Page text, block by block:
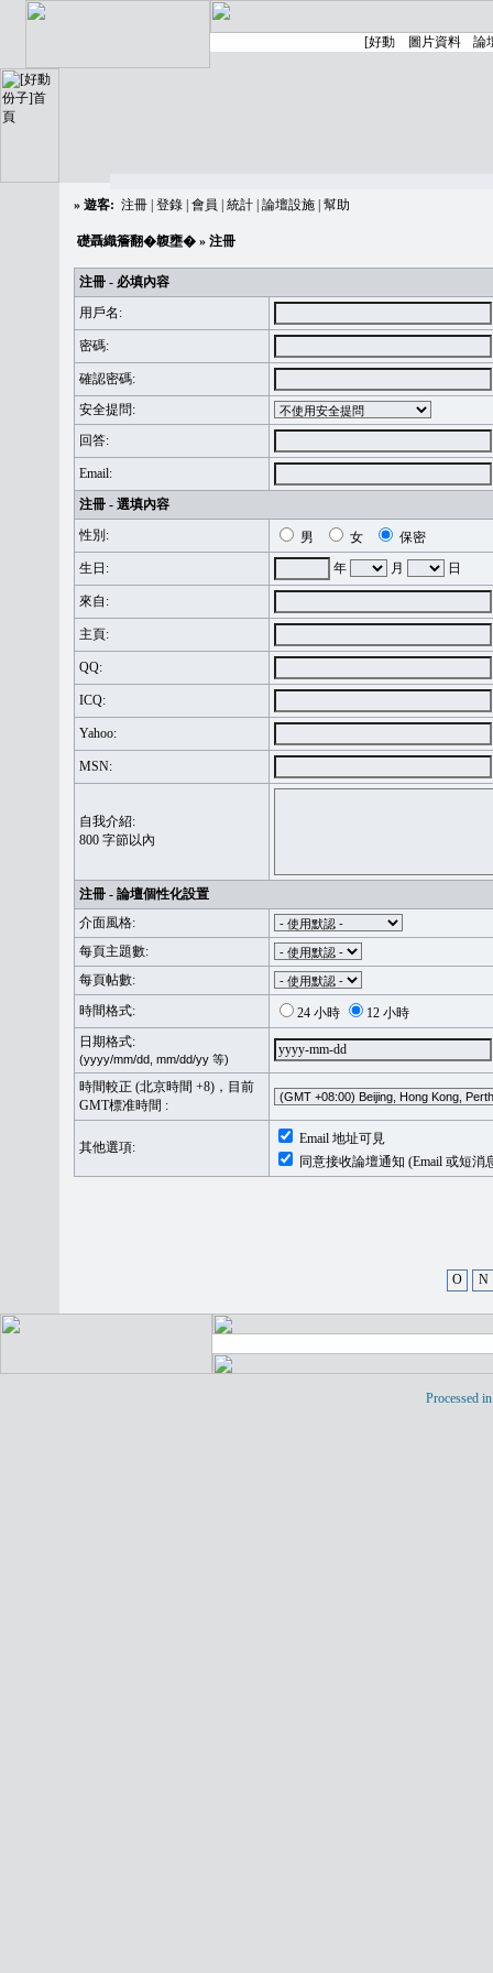
» 遊客: 注冊 登錄 會員 統計 論壇設施 幫助
礎聶織簷翻�䪖壅� » 注冊
注冊 - 必填內容
用戶名:
密碼:
確認密碼:
安全提問:
回答:
Email:
注冊 - 選填內容
性別:
男 女
保密
生日:
年 月 日
來自:
主頁:
QQ:
ICQ:
Yahoo:
MSN:
自我介紹:
800 字節以內
注冊 - 論壇個性化設置
介面風格:
每頁主題數:
每頁帖數:
時間格式:
24 小時
12 小時
日期格式:
(yyyy/mm/dd, mm/dd/yy 等)
時間較正 (北京時間 +8)，目前
GMT標准時間 :
其他選項:
Email 地址可見
同意接收論壇通知 (Email 或短消
O N
Processed